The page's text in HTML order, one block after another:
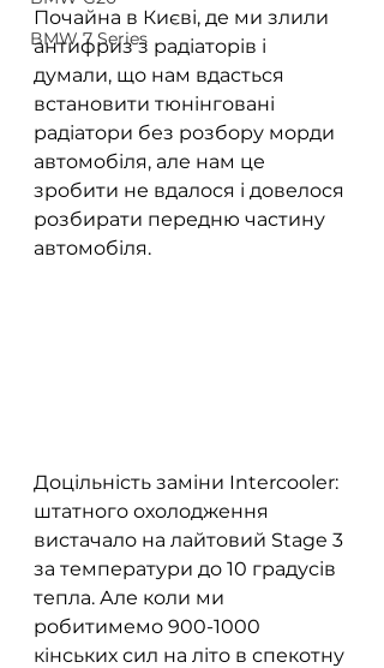
BMW 7 Series
Почайна в Києві, де ми злили
антифриз з радіаторів і
думали, що нам вдасться
встановити тюнінговані
радіатори без розбору морди
автомобіля, але нам це
зробити не вдалося і довелося
розбирати передню частину
автомобіля.
Доцільність заміни Intercooler:
штатного охолодження
вистачало на лайтовий Stage 3
за температури до 10 градусів
тепла. Але коли ми
робитимемо 900-1000
кінських сил на літо в спекотну